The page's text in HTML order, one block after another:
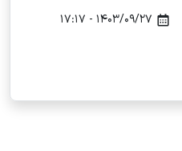
۱۴۰۳/۰۹/۲۷ - ۱۷:۱۷